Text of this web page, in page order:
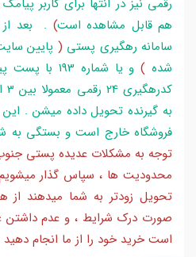
رقمی نیز در انتها برای کاربر
هم قابل مشاهده است) . بعد از
سامانه رهگیری پستی ( پایین
شده )
و یا شماره
به گیرنده تحویل داده میشن . این
فروشگاه خارج است و بستگی به
توجه به مشکلات عدیده پستی
محدودیت ها ، سپاس گذار
تحویل زودتر به شما میدهند از
صورت درک شرایط ، و عدم داشتن
است خرید خود را از ما انجام دهید